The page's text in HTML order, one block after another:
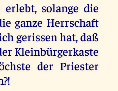
solange die
ganze Herrschaft
gerissen hat, daß
Kleinbürgerkaste
der Priester